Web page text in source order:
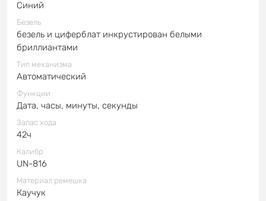
Синий
Безель
безель и циферблат инкрустирован белыми
бриллиантами
Тип механизма
Автоматический
Функции
Дата, часы, минуты, секунды
Запас хода
42ч
Калибр
UN-816
Материал ремешка
Каучук